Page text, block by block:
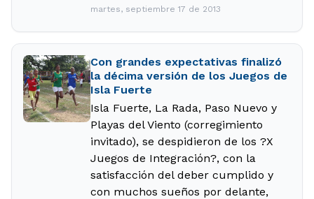
martes, septiembre 17 de 2013
Con grandes expectativas finalizó
la décima versión de los Juegos de
Isla Fuerte
Isla Fuerte, La Rada, Paso Nuevo y
Playas del Viento (corregimiento
invitado), se despidieron de los ?X
Juegos de Integración?, con la
satisfacción del deber cumplido y
con muchos sueños por delante,